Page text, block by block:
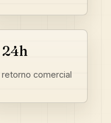
24h
retorno comercial